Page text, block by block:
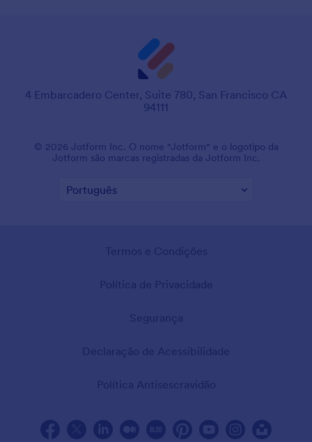
4 Embarcadero Center, Suite 780, San Francisco CA
94111
© 2026 Jotform Inc. O nome "Jotform" e o logotipo da
Jotform são marcas registradas da Jotform Inc.
Termos e Condições
Política de Privacidade
Segurança
Declaração de Acessibilidade
Política Antisescravidão